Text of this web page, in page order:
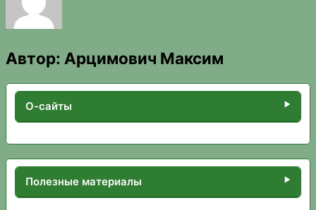
Автор: Арцимович Максим
О-сайты
Полезные материалы